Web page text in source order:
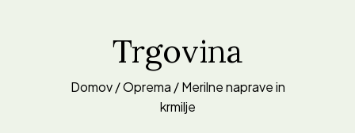
Trgovina
Domov/Oprema / Merilne naprave in
krmilje